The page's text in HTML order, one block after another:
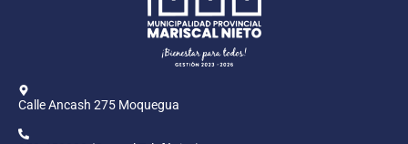
Calle Ancash 275 Moquegua